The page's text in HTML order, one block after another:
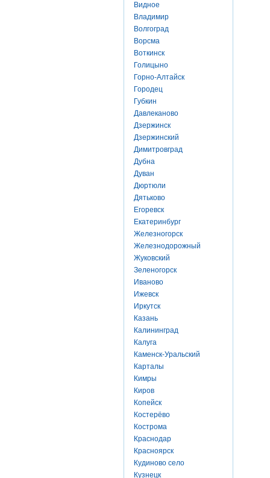
Видное
Владимир
Волгоград
Ворсма
Воткинск
Голицыно
Горно-Алтайск
Городец
Губкин
Давлеканово
Дзержинск
Дзержинский
Димитровград
Дубна
Дуван
Дюртюли
Дятьково
Егоревск
Екатеринбург
Железногорск
Железнодорожный
Жуковский
Зеленогорск
Иваново
Ижевск
Иркутск
Казань
Калининград
Калуга
Каменск-Уральский
Карталы
Кимры
Киров
Копейск
Костерёво
Кострома
Краснодар
Красноярск
Кудиново село
Кузнецк